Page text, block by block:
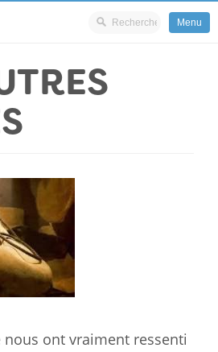
Menu
nous ont vraiment ressenti